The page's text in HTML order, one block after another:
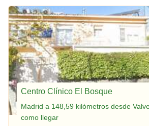
Centro Clínico El Bosque
Madrid a 148,59 kilómetros desde
como llegar